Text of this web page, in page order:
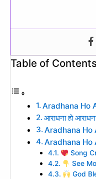
Table of Contents
Aradhana Ho
आराधना हो
Aradhana Ho
Aradhana Ho
Song
See
God